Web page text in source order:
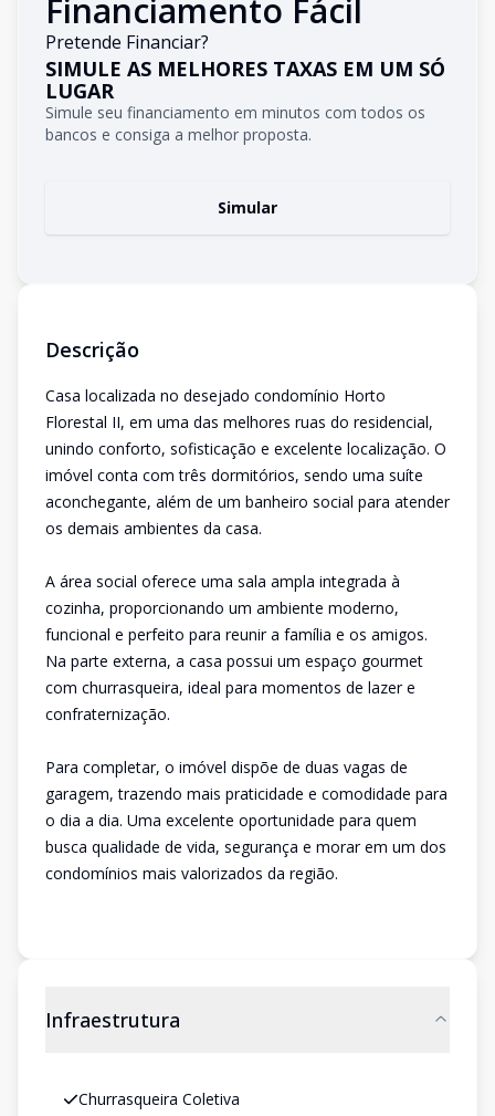
Financiamento Fácil
Pretende Financiar?
SIMULE AS MELHORES TAXAS EM UM SÓ
LUGAR
Simule seu financiamento em minutos com todos os
bancos e consiga a melhor proposta.
Simular
Descrição
Casa localizada no desejado condomínio Horto
Florestal II, em uma das melhores ruas do residencial,
unindo conforto, sofisticação e excelente localização. O
imóvel conta com três dormitórios, sendo uma suíte
aconchegante, além de um banheiro social para atender
os demais ambientes da casa.
A área social oferece uma sala ampla integrada à
cozinha, proporcionando um ambiente moderno,
funcional e perfeito para reunir a família e os amigos.
Na parte externa, a casa possui um espaço gourmet
com churrasqueira, ideal para momentos de lazer e
confraternização.
Para completar, o imóvel dispõe de duas vagas de
garagem, trazendo mais praticidade e comodidade para
o dia a dia. Uma excelente oportunidade para quem
busca qualidade de vida, segurança e morar em um dos
condomínios mais valorizados da região.
Infraestrutura
Churrasqueira Coletiva